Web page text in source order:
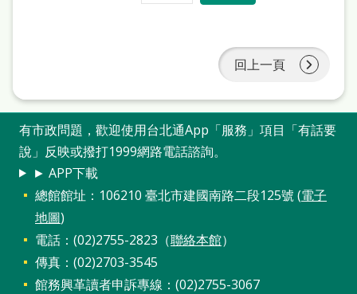
回上一頁
有市政問題，歡迎使用台北通App「服務」項目「有話要
說」反映或撥打1999網路電話諮詢。
► APP下載
總館館址：106210 臺北市建國南路二段125號 (電子
地圖)
電話：(02)2755-2823（聯絡本館）
傳真：(02)2703-3545
館務興革讀者申訴專線：(02)2755-3067